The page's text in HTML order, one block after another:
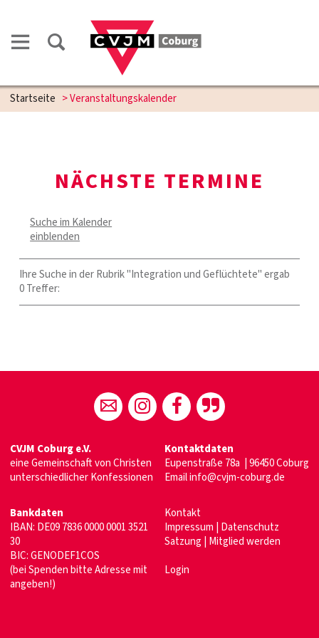
Startseite > Veranstaltungskalender
NÄCHSTE TERMINE
Suche im Kalender
einblenden
Ihre Suche in der Rubrik "Integration und Geflüchtete" ergab
0 Treffer:
CVJM Coburg e.V.
eine Gemeinschaft von Christen
unterschiedlicher Konfessionen
Kontaktdaten
Eupenstraße 78a | 96450 Coburg
Emailinfo@cvjm-coburg.de
Bankdaten
IBAN: DE09 7836 0000 0001 3521
30
BIC: GENODEF1COS
(bei Spenden bitte Adresse mit
angeben!)
Kontakt
Impressum Datenschutz
Satzung Mitglied werden
Login